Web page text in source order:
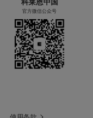
官方微信公众号